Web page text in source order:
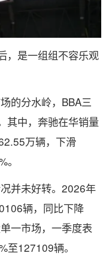
，是一组组不容乐观
的分水岭，BBA三
其中，奔驰在华销量
万辆，下滑
并未好转。2026年
辆，同比下降
一市场，一季度表
至127109辆。